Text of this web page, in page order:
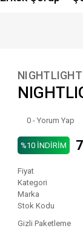
0 - Yorum Yap
%10 İNDİRİM
Fiyat
Kategori
Marka
Stok Kodu
Gizli Paketleme